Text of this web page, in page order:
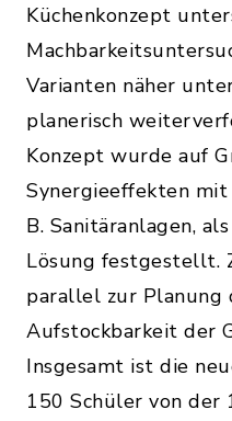
Küchenkonzept
Varianten näher
planerisch
Konzept wurde auf
Synergieeffekten mit
B. Sanitäranlagen,
Lösung festgestellt.
parallel zur Planung
Aufstockbarkeit der
Insgesamt ist die
150 Schüler von der